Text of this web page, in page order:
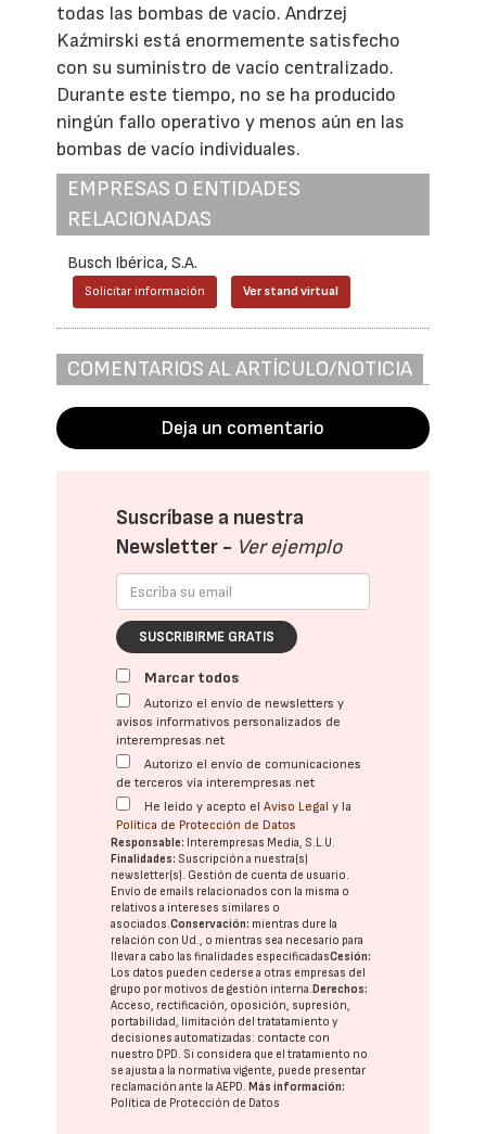
todas las bombas de vacío. Andrzej
Kaźmirski está enormemente satisfecho
con su suministro de vacío centralizado.
Durante este tiempo, no se ha producido
ningún fallo operativo y menos aún en las
bombas de vacío individuales.
EMPRESAS O ENTIDADES
RELACIONADAS
Busch Ibérica, S.A.
Solicitar información Ver stand virtual
COMENTARIOS AL ARTÍCULO/NOTICIA
Deja un comentario
Suscríbase a nuestra
Newsletter - Ver ejemplo
SUSCRIBIRME GRATIS
Marcar todos
Autorizo el envío de newsletters y
avisos informativos personalizados de
interempresas.net
Autorizo el envío de comunicaciones
de terceros vía interempresas.net
He leído y acepto elAviso Legal y la
Política de Protección de Datos
Responsable: Interempresas Media, S.L.U.
Finalidades: Suscripción a nuestra(s)
newsletter(s). Gestión de cuenta de usuario.
Envío de emails relacionados con la misma o
relativos a intereses similares o
asociados.Conservación: mientras dure la
relación con Ud., o mientras sea necesario para
llevar a cabo las finalidades especificadasCesión:
Los datos pueden cederse a otras empresas del
grupo por motivos de gestión interna. Derechos:
Acceso, rectificación, oposición, supresión,
portabilidad, limitación del tratatamiento y
decisiones automatizadas: contacte con
nuestro DPD. Si considera que el tratamiento no
se ajusta a la normativa vigente, puede presentar
reclamación ante laAEPD. Más información:
Política de Protección de Datos